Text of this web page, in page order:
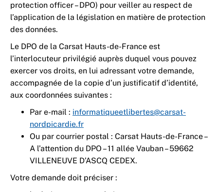
protection officer – DPO) pour veiller au respect de
l’application de la législation en matière de protection
des données.
Le DPO de la Carsat Hauts-de-France est
l’interlocuteur privilégié auprès duquel vous pouvez
exercer vos droits, en lui adressant votre demande,
accompagnée de la copie d’un justificatif d’identité,
aux coordonnées suivantes :
Par e-mail : informatiqueetlibertes@carsat-
nordpicardie.fr
Ou par courrier postal : Carsat Hauts-de-France –
A l’attention du DPO – 11 allée Vauban – 59662
VILLENEUVE D’ASCQ CEDEX.
Votre demande doit préciser :